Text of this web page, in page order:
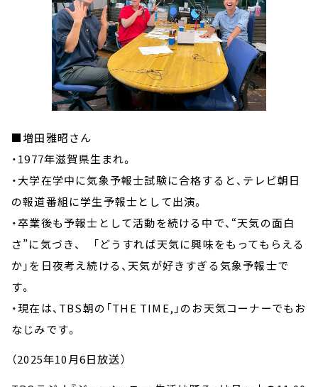
■増田雅昭さん
・1977年滋賀県生まれ。
・大学在学中に気象予報士試験に合格すると、テレビ朝日
の報道番組に学生予報士として出演。
・卒業後も予報士として活動を続ける中で、“天気の面白
さ”に気づき、 「どうすれば天気に興味をもってもらえる
か」を日夜考え続ける、天気が好きすぎる気象予報士で
す。
・現在は、TBS朝の「THE TIME,」のお天気コーナーでもお
なじみです。
（2025年10月6日放送）